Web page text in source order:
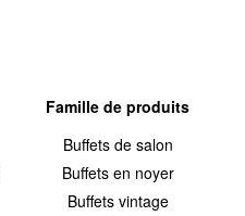
Famille de produits
Buffets de salon
Buffets en noyer
Buffets vintage